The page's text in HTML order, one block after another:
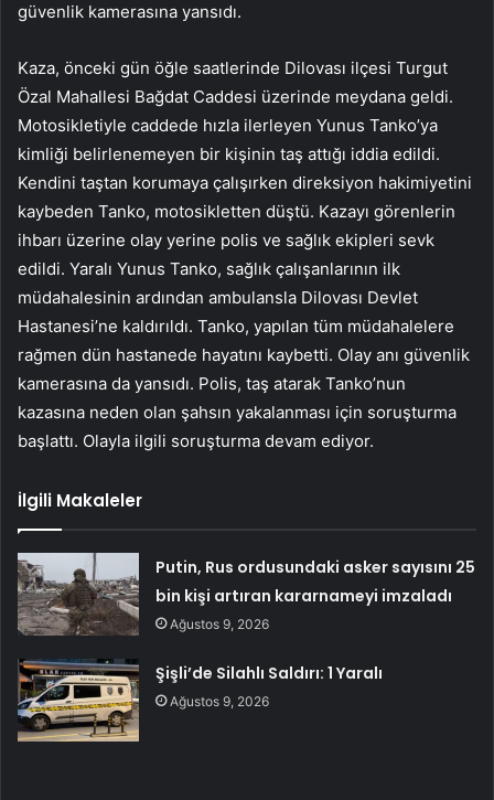
güvenlik kamerasına yansıdı.
Kaza, önceki gün öğle saatlerinde Dilovası ilçesi Turgut
Özal Mahallesi Bağdat Caddesi üzerinde meydana geldi.
Motosikletiyle caddede hızla ilerleyen Yunus Tanko’ya
kimliği belirlenemeyen bir kişinin taş attığı iddia edildi.
Kendini taştan korumaya çalışırken direksiyon hakimiyetini
kaybeden Tanko, motosikletten düştü. Kazayı görenlerin
ihbarı üzerine olay yerine polis ve sağlık ekipleri sevk
edildi. Yaralı Yunus Tanko, sağlık çalışanlarının ilk
müdahalesinin ardından ambulansla Dilovası Devlet
Hastanesi’ne kaldırıldı. Tanko, yapılan tüm müdahalelere
rağmen dün hastanede hayatını kaybetti. Olay anı güvenlik
kamerasına da yansıdı. Polis, taş atarak Tanko’nun
kazasına neden olan şahsın yakalanması için soruşturma
başlattı. Olayla ilgili soruşturma devam ediyor.
İlgili Makaleler
Putin, Rus ordusundaki asker sayısını 25
bin kişi artıran kararnameyi imzaladı
Ağustos 9, 2026
Şişli’de Silahlı Saldırı: 1 Yaralı
Ağustos 9, 2026